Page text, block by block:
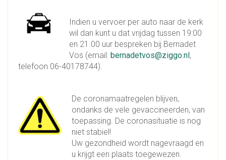
Indien u vervoer per auto naar de kerk
wil dan kunt u dat vrijdag tussen 19:00
en 21.00 uur bespreken bij Bernadet
Vos (email: bernadetvos@ziggo.nl ,
telefoon 06-40178744).
De coronamaatregelen blijven,
ondanks de vele gevaccineerden, van
toepassing. De coronasituatie is nog
niet stabiel!
Uw gezondheid wordt nagevraagd en
u krijgt een plaats toegewezen.